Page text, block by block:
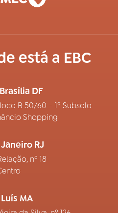
está a EBC
DF
B 50/60 – 1º Subsolo
Shopping
RJ
nº 18
MA